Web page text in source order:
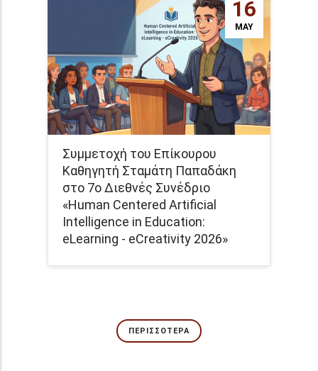
16
MAY
Συμμετοχή του Επίκουρου
Καθηγητή Σταμάτη Παπαδάκη
στο 7ο Διεθνές Συνέδριο
«Human Centered Artificial
Intelligence in Education:
eLearning - eCreativity 2026»
ΠΕΡΙΣΣΌΤΕΡΑ